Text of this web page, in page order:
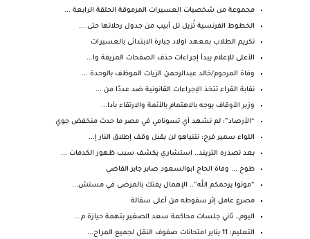
مجموعة من شخصيات العسيرات المرموقة الحلقة الرابعة ...
الخطوط الفرنسية تُزيل تل أبيب من جدول رحلاتها حتى ...
تكريم الطلاب بمعهد اولاد جبارة الابتدائى بالعسيرات
الأعلى للإعلام يبدأ إجراءات حذف الصفحات المزيفة وا...
وفاة المرحوم/خالد عبدالرحمن الزيات الموظف بالوحدة ...
نقابة القراء تتخذ الإجراءات القانونية ضد عددًا من ...
وزير الأوقاف يوجه بالاهتمام بالأئمة والارتقاء بأدا...
“الأرصاد”: لم نشهد أي تسونامي في مصر ما حدث منخفض جوي
اللواء سمير فرج: نتنياهو لن يقبل وقف إطلاق النار إ...
بعد تصدره التريند.. استشاري يكشف سبب ظهور الكدمات ...
طوخ ... وفاة الحاج ابوالسعود صابر جابر القاضي
“موتوا يرحمكم الله”.. الإهمال يفتك بالمرضى في مستش...
مصرع عامل إثر سقوطه من أعلى سقالة
اليوم.. ثاني جلسات محاكمة سعد الصغير بتهمة حيازة م...
التعليم: 11 يناير امتحانات صفوف النقل لجميع المراح...